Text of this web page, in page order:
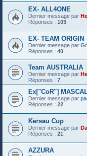
EX- ALL4ONE
Dernier message par
Réponses : 103
EX- TEAM ORIGIN
Dernier message par
Réponses : 40
Team AUSTRALIA
Dernier message par Hel
Réponses : 7
Ex["CoR"]
Dernier message par
Réponses : 22
Kersau Cup
Dernier message par
Réponses : 21
AZZURA